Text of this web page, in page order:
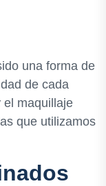
una forma de
de cada
el maquillaje
que utilizamos